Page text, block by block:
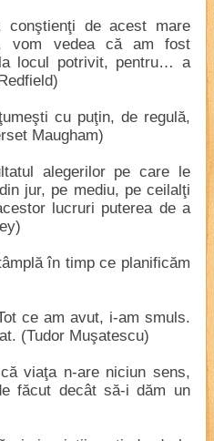
conştienţi de acest mare
vom vedea că am fost
locul potrivit, pentru… a
cu puţin, de regulă,
Maugham)
alegerilor pe care le
jur, pe mediu, pe ceilalţi
lucruri puterea de a
în timp ce planificăm
ce am avut, i-am smuls.
(Tudor Muşatescu)
viaţa n-are niciun sens,
făcut decât să-i dăm un